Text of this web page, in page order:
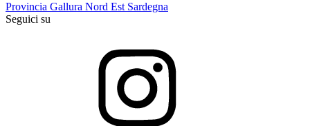
Provincia Gallura Nord Est Sardegna
Seguici su